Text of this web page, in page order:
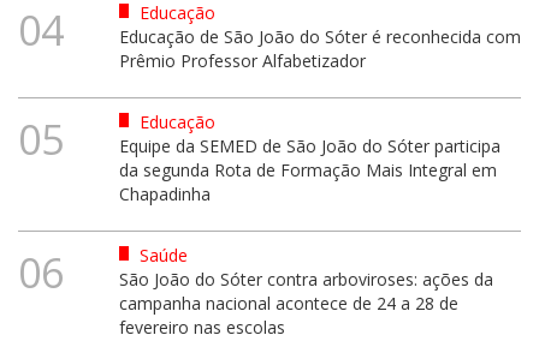
04
Educação
Educação de São João do Sóter é reconhecida com
Prêmio Professor Alfabetizador
05
Educação
Equipe da SEMED de São João do Sóter participa
da segunda Rota de Formação Mais Integral em
Chapadinha
06
Saúde
São João do Sóter contra arboviroses: ações da
campanha nacional acontece de 24 a 28 de
fevereiro nas escolas